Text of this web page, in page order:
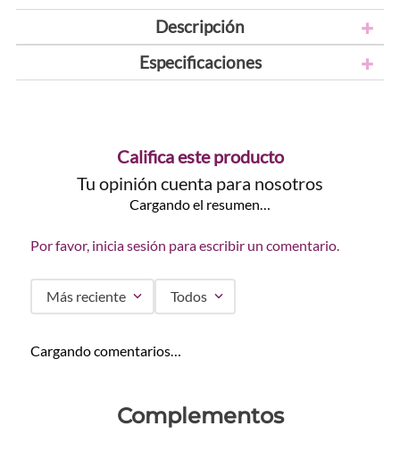
Descripción
Especificaciones
Califica este producto
Tu opinión cuenta para nosotros
Cargando el resumen…
Por favor, inicia sesión para escribir un comentario.
Más reciente Todos
Cargando comentarios…
Complementos